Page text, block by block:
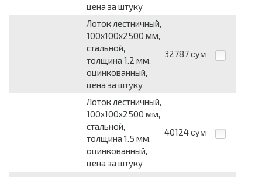
цена за штуку
Лоток лестничный,
100х100х2500 мм,
стальной,
толщина 1.2 мм,
оцинкованный,
цена за штуку
32787 сум
Лоток лестничный,
100х100х2500 мм,
стальной,
толщина 1.5 мм,
оцинкованный,
цена за штуку
40124 сум